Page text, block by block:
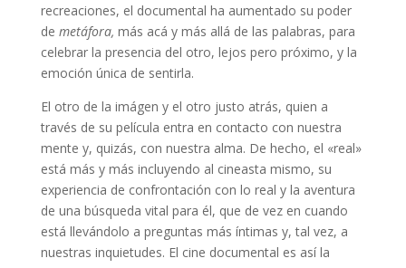
recreaciones, el documental ha aumentado su poder
de metáfora, más acá y más allá de las palabras, para
celebrar la presencia del otro, lejos pero próximo, y la
emoción única de sentirla.
El otro de la imágen y el otro justo atrás, quien a
través de su película entra en contacto con nuestra
mente y, quizás, con nuestra alma. De hecho, el «real»
está más y más incluyendo al cineasta mismo, su
experiencia de confrontación con lo real y la aventura
de una búsqueda vital para él, que de vez en cuando
está llevándolo a preguntas más íntimas y, tal vez, a
nuestras inquietudes. El cine documental es así la